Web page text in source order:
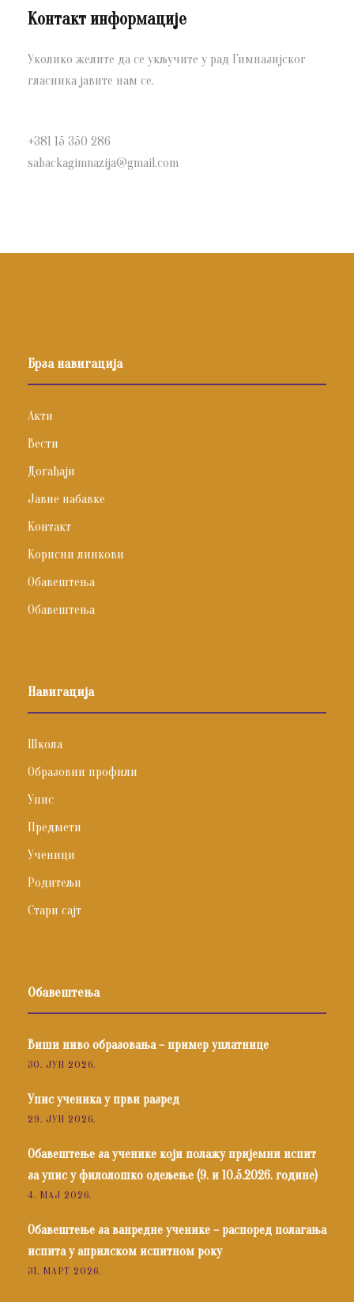
Контакт информације
Уколико желите да се укључите у рад Гимназијског
гласника јавите нам се.
+381 15 350 286
sabackagimnazija@gmail.com
Брза навигација
Акти
Вести
Догађаји
Јавне набавке
Контакт
Корисни линкови
Обавештења
Обавештења
Навигација
Школа
Образовни профили
Упис
Предмети
Ученици
Родитељи
Стари сајт
Обавештења
Виши ниво образовања – пример уплатнице
30. ЈУН 2026.
Упис ученика у први разред
29. ЈУН 2026.
Обавештење за ученике који полажу пријемни испит
за упис у филолошко одељење (9. и 10.5.2026. године)
4. МАЈ 2026.
Обавештење за ванредне ученике – распоред полагања
испита у априлском испитном року
31. МАРТ 2026.